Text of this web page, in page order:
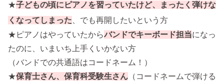
★子どもの頃にピアノを習っていたけど、まったく弾けな
くなってしまった 、でも再開したいという方
★ピアノはやっていたからバンドでキーボード担当になっ
たのに、いまいち上手くいかない方
（バンドでの共通語はコードネーム！）
★保育士さん、保育科受験生さん （コードネームで弾ける